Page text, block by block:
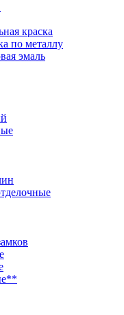
краска
по металлу
эмаль